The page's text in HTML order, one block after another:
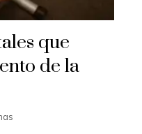
que
de la